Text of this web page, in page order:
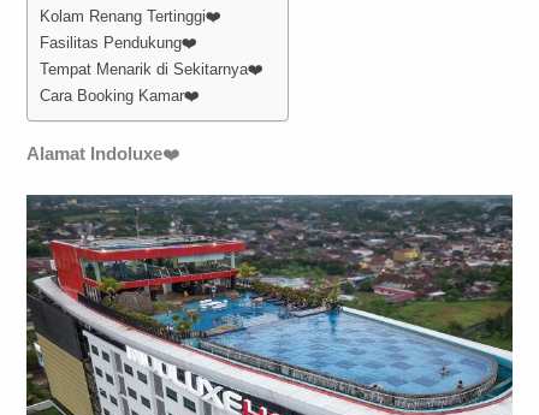
Kolam Renang Tertinggi❤️
Fasilitas Pendukung❤️
Tempat Menarik di Sekitarnya❤️
Cara Booking Kamar❤️
Alamat Indoluxe❤️